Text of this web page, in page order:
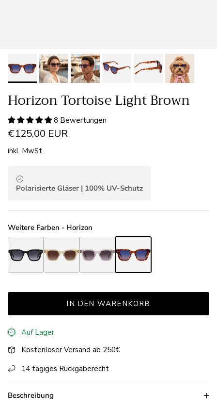
Horizon Tortoise Light Brown
8 Bewertungen
€125,00 EUR
inkl. MwSt.
Polarisierte Gläser | 100% UV-Schutz
Weitere Farben - Horizon
IN DEN WARENKORB
Auf Lager
Kostenloser Versand ab 250€
14 tägiges Rückgaberecht
Beschreibung